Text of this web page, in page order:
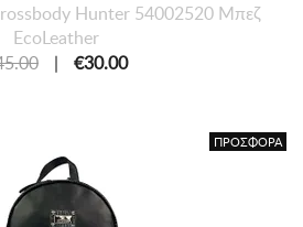
Hunter 54002520 Μπεζ
EcoLeather
| €30.00
ΠΡΟΣΦΟΡΑ